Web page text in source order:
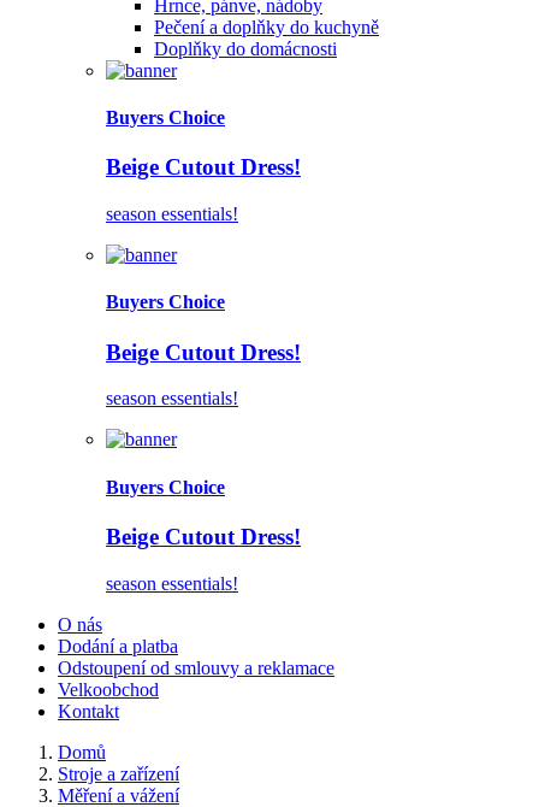
Hrnce, pánve, nádoby
Pečení a doplňky do kuchyně
Doplňky do domácnosti
Buyers Choice
Beige Cutout Dress!
season essentials!
Buyers Choice
Beige Cutout Dress!
season essentials!
Buyers Choice
Beige Cutout Dress!
season essentials!
O nás
Dodání a platba
Odstoupení od smlouvy a reklamace
Velkoobchod
Kontakt
Domů
Stroje a zařízení
Měření a vážení